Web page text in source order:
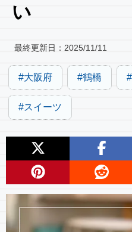
い
最終更新日： 2025/11/11
大阪府 鶴橋
スイーツ